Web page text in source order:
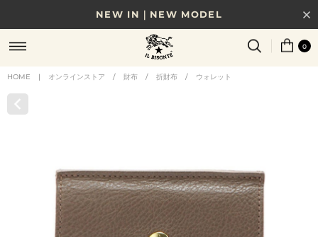
NEW IN｜NEW MODEL
8/17(月)10時まで｜税込11,000円以上で送料無料
贈る相手やシーンから選べる、新しいギフトガイド
0
HOME | オンラインストア / 財布 / 折財布 / ウォレット